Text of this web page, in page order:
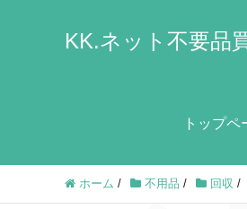
KK.ネット不要品
トップペ
ホーム / 不用品 / 回収 /